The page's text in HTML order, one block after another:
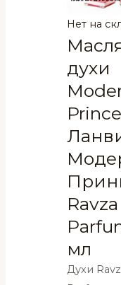
Нет на
духи
Ravza
мл
Духи